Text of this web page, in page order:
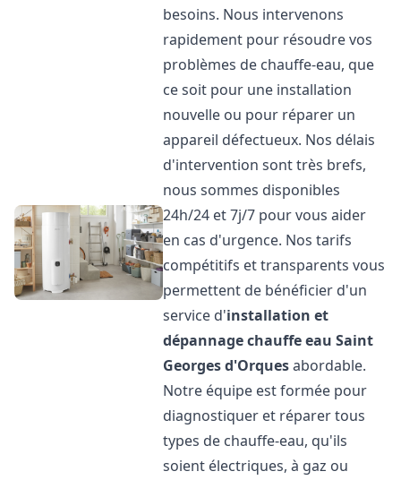
besoins. Nous intervenons
rapidement pour résoudre vos
problèmes de chauffe-eau, que
ce soit pour une installation
nouvelle ou pour réparer un
appareil défectueux. Nos délais
d'intervention sont très brefs,
nous sommes disponibles
24h/24 et 7j/7 pour vous aider
en cas d'urgence. Nos tarifs
compétitifs et transparents vous
permettent de bénéficier d'un
service d'installation et
dépannage chauffe eau Saint
Georges d'Orquesabordable.
Notre équipe est formée pour
diagnostiquer et réparer tous
types de chauffe-eau, qu'ils
soient électriques, à gaz ou